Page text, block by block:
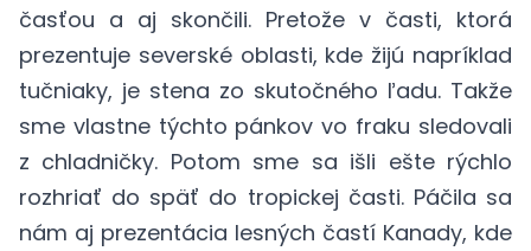
časťou a aj skončili. Pretože v časti, ktorá
prezentuje severské oblasti, kde žijú napríklad
tučniaky, je stena zo skutočného ľadu. Takže
sme vlastne týchto pánkov vo fraku sledovali
z chladničky. Potom sme sa išli ešte rýchlo
rozhriať do späť do tropickej časti. Páčila sa
nám aj prezentácia lesných častí Kanady, kde